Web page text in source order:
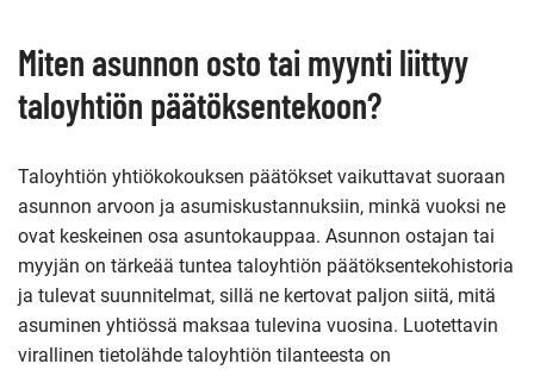
Miten asunnon osto tai myynti liittyy
taloyhtiön päätöksentekoon?
Taloyhtiön yhtiökokouksen päätökset vaikuttavat suoraan
asunnon arvoon ja asumiskustannuksiin, minkä vuoksi ne
ovat keskeinen osa asuntokauppaa. Asunnon ostajan tai
myyjän on tärkeää tuntea taloyhtiön päätöksentekohistoria
ja tulevat suunnitelmat, sillä ne kertovat paljon siitä, mitä
asuminen yhtiössä maksaa tulevina vuosina. Luotettavin
virallinen tietolähde taloyhtiön tilanteesta on